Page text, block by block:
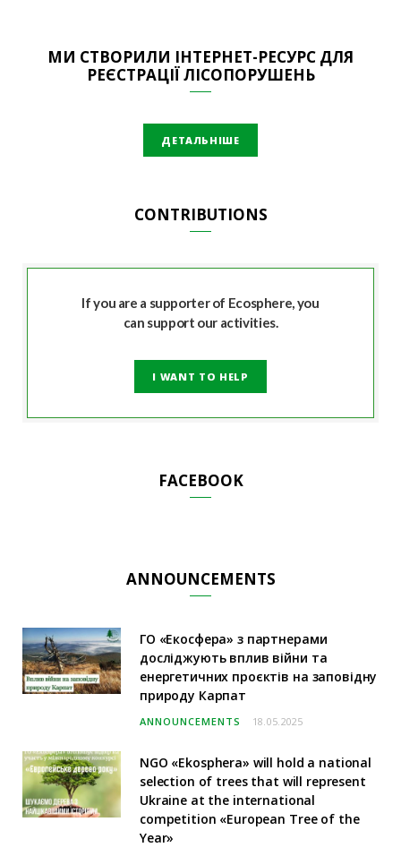
МИ СТВОРИЛИ ІНТЕРНЕТ-РЕСУРС ДЛЯ
РЕЄСТРАЦІЇ ЛІСОПОРУШЕНЬ
ДЕТАЛЬНІШЕ
CONTRIBUTIONS
If you are a supporter of Ecosphere, you
can support our activities.
I WANT TO HELP
FACEBOOK
ANNOUNCEMENTS
ГО «Екосфера» з партнерами
досліджують вплив війни та
енергетичних проєктів на заповідну
природу Карпат
ANNOUNCEMENTS 18.05.2025
NGO «Ekosphera» will hold a national
selection of trees that will represent
Ukraine at the international
competition «European Tree of the
Year»